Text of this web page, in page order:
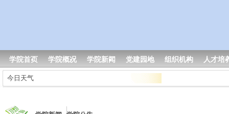
学院首页 学院概况 学院新闻 党建园地 组织机构 人才培
今日天气